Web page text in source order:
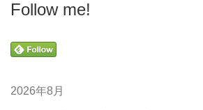
Follow me!
2026年8月